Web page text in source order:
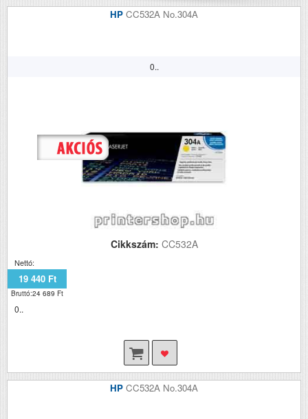
HP CC532A No.304A
0..
Cikkszám: CC532A
Nettó:
19 440 Ft
Bruttó:24 689 Ft
0..
HP CC532A No.304A